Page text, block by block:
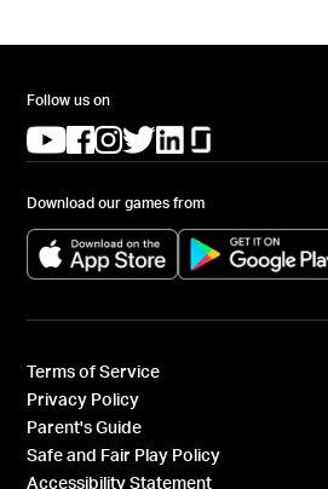
Follow us on
(opens in a new tab)
(opens in a new tab)
(opens in a new tab)
(opens in a new tab)
(opens in a new tab)
Download our games from
(opens in a new tab)
Terms of Service
Privacy Policy
Parent's Guide
Safe and Fair Play Policy
Accessibility Statement